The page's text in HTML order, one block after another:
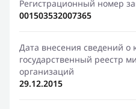
Регистрационный номер
001503532007365
Дата внесения сведений
государственный реестр
организаций
29.12.2015